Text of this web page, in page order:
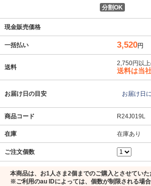
分割OK
現金販売価格
一括払い 3,520円
送料
2,750円以
送料は当
お届け日の目安 お届け日
商品コード R24J019L
在庫 在庫あり
ご注文個数
本商品は、お1人さま2個までのご購入とさせていた
※ご利用のau IDによっては、個数が制限される場合